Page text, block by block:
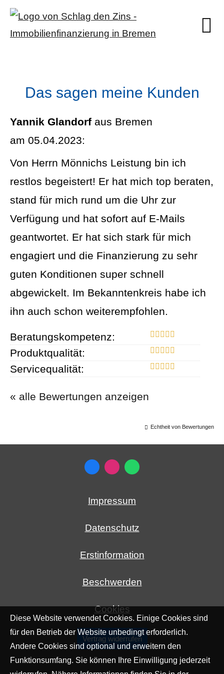
Das sagen meine Kunden
Yannik Glandorf aus Bremen
am 05.04.2023:
Von Herrn Mönnichs Leistung bin ich
restlos begeistert! Er hat mich top beraten,
stand für mich rund um die Uhr zur
Verfügung und hat sofort auf E-Mails
geantwortet. Er hat sich stark für mich
engagiert und die Finanzierung zu sehr
guten Konditionen super schnell
abgewickelt. Im Bekanntenkreis habe ich
ihn auch schon weiterempfohlen.
Beratungskompetenz:
Produktqualität:
Servicequalität:
« alle Bewertungen anzeigen
Echtheit von Bewertungen
Impressum
Datenschutz
Erstinformation
Beschwerden
Cookies
Vertrag widerrufen
Diese Website verwendet Cookies. Einige Cookies sind
für den Betrieb der Website unbedingt erforderlich.
Andere Cookies sind optional und erweitern den
Funktionsumfang. Sie können Ihre Einwilligung jederzeit